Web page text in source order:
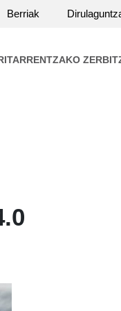
Berriak